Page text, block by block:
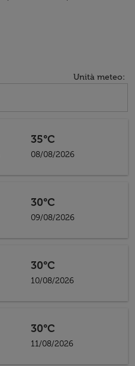
Unità meteo:
35°C
08/08/2026
30°C
09/08/2026
30°C
10/08/2026
30°C
11/08/2026